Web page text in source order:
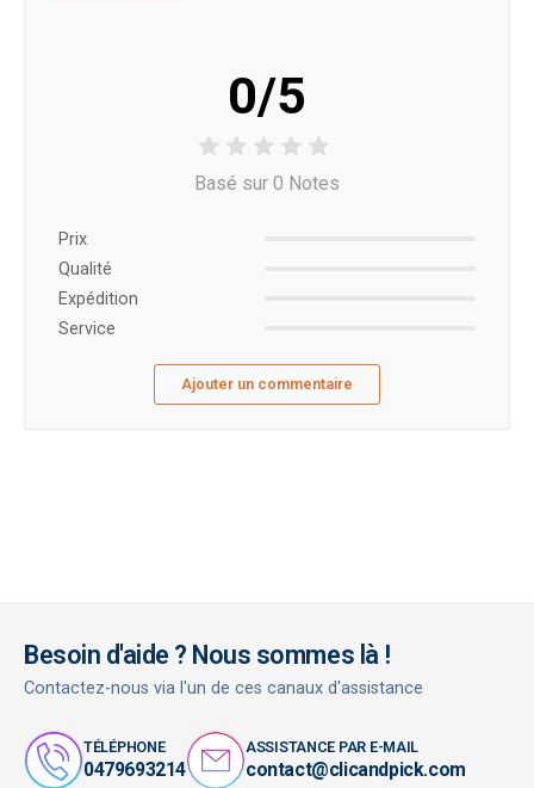
0/5
Basé sur 0 Notes
Prix ​​
Qualité
Expédition
Service
Ajouter un commentaire
Besoin d'aide ? Nous sommes là !
Contactez-nous via l'un de ces canaux d'assistance
TÉLÉPHONE
0479693214
ASSISTANCE PAR E-MAIL
contact@clicandpick.com